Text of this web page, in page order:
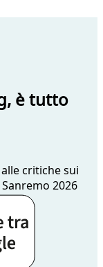
è tutto
critiche sui
2026